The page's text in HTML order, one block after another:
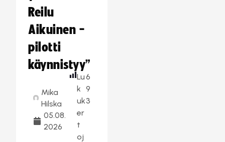
Reilu
Aikuinen -
pilotti
käynnistyy”
Mika
Hilska
05.08.
2026
Lu
k
uk
er
t
oj
6
9
3